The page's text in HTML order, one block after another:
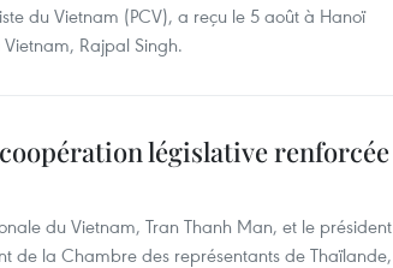
du Vietnam (PCV), a reçu le 5 août à Hanoï
Rajpal Singh.
législative renforcée
du Vietnam, Tran Thanh Man, et le
de la Chambre des représentants de Thaïlande,